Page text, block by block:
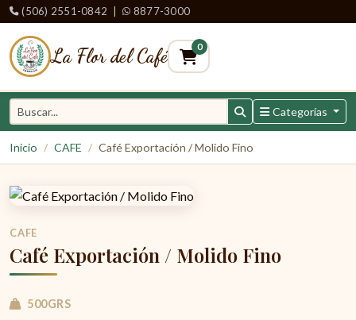
(506) 2551-0842 8877-3000
La Flor del Café 0
Categorías
Inicio CAFE Café Exportación / Molido Fino
CAFE
Café Exportación / Molido Fino
500GRS